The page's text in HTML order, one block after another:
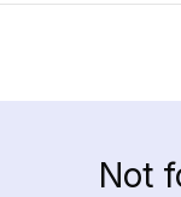
Not